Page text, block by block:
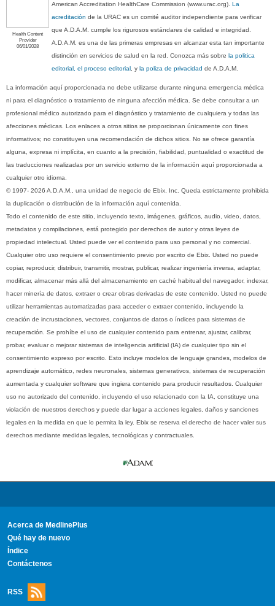
Health Content
Provider
06/01/2028
American Accreditation HealthCare Commission (www.urac.org).La
acreditación de la URAC es un comité auditor independiente para verificar
que A.D.A.M. cumple los rigurosos estándares de calidad e integridad.
A.D.A.M. es una de las primeras empresas en alcanzar esta tan importante
distinción en servicios de salud en la red. Conozca más sobrela politica
editorial, el proceso editorial , yla poliza de privacidad de A.D.A.M.
La información aquí proporcionada no debe utilizarse durante ninguna emergencia médica
ni para el diagnóstico o tratamiento de ninguna afección médica. Se debe consultar a un
profesional médico autorizado para el diagnóstico y tratamiento de cualquiera y todas las
afecciones médicas. Los enlaces a otros sitios se proporcionan únicamente con fines
informativos; no constituyen una recomendación de dichos sitios. No se ofrece garantía
alguna, expresa ni implícita, en cuanto a la precisión, fiabilidad, puntualidad o exactitud de
las traducciones realizadas por un servicio externo de la información aquí proporcionada a
cualquier otro idioma.
© 1997- 2026 A.D.A.M., una unidad de negocio de Ebix, Inc. Queda estrictamente prohibida
la duplicación o distribución de la información aquí contenida.
Todo el contenido de este sitio, incluyendo texto, imágenes, gráficos, audio, video, datos,
metadatos y compilaciones, está protegido por derechos de autor y otras leyes de
propiedad intelectual. Usted puede ver el contenido para uso personal y no comercial.
Cualquier otro uso requiere el consentimiento previo por escrito de Ebix. Usted no puede
copiar, reproducir, distribuir, transmitir, mostrar, publicar, realizar ingeniería inversa, adaptar,
modificar, almacenar más allá del almacenamiento en caché habitual del navegador, indexar,
hacer minería de datos, extraer o crear obras derivadas de este contenido. Usted no puede
utilizar herramientas automatizadas para acceder o extraer contenido, incluyendo la
creación de incrustaciones, vectores, conjuntos de datos o índices para sistemas de
recuperación. Se prohíbe el uso de cualquier contenido para entrenar, ajustar, calibrar,
probar, evaluar o mejorar sistemas de inteligencia artificial (IA) de cualquier tipo sin el
consentimiento expreso por escrito. Esto incluye modelos de lenguaje grandes, modelos de
aprendizaje automático, redes neuronales, sistemas generativos, sistemas de recuperación
aumentada y cualquier software que ingiera contenido para producir resultados. Cualquier
uso no autorizado del contenido, incluyendo el uso relacionado con la IA, constituye una
violación de nuestros derechos y puede dar lugar a acciones legales, daños y sanciones
legales en la medida en que lo permita la ley. Ebix se reserva el derecho de hacer valer sus
derechos mediante medidas legales, tecnológicas y contractuales.
Acerca de MedlinePlus
Qué hay de nuevo
Índice
Contáctenos
RSS